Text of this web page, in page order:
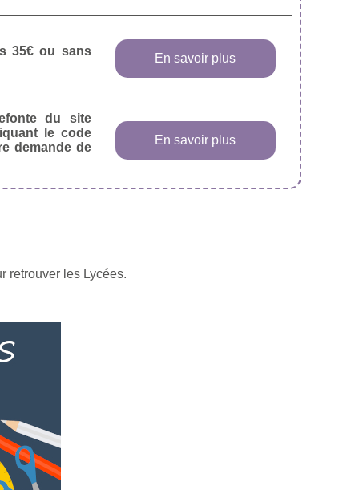
35€ ou sans
En savoir plus
du site
le code
demande de
En savoir plus
retrouver les Lycées.